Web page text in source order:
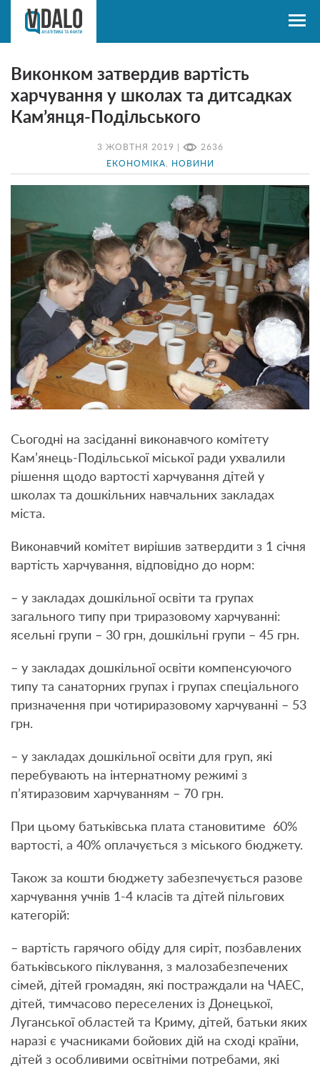
3 ЖОВТНЯ 2019 | 2636
ЕКОНОМІКА НОВИНИ
Виконком затвердив вартість
харчування у школах та дитсадках
Кам’янця-Подільського
Сьогодні на засіданні виконавчого комітету
Кам’янець-Подільської міської ради ухвалили
рішення щодо вартості харчування дітей у
школах та дошкільних навчальних закладах
міста.
Виконавчий комітет вирішив затвердити з 1 січня
вартість харчування, відповідно до норм:
– у закладах дошкільної освіти та групах
загального типу при триразовому харчуванні:
ясельні групи – 30 грн, дошкільні групи – 45 грн.
– у закладах дошкільної освіти компенсуючого
типу та санаторних групах і групах спеціального
призначення при чотириразовому харчуванні – 53
грн.
– у закладах дошкільної освіти для груп, які
перебувають на інтернатному режимі з
п’ятиразовим харчуванням – 70 грн.
При цьому батьківська плата становитиме 60%
вартості, а 40% оплачується з міського бюджету.
Також за кошти бюджету забезпечується разове
харчування учнів 1-4 класів та дітей пільгових
категорій:
– вартість гарячого обіду для сиріт, позбавлених
батьківського піклування, з малозабезпечених
сімей, дітей громадян, які постраждали на ЧАЕС,
дітей, тимчасово переселених із Донецької,
Луганської областей та Криму, дітей, батьки яких
наразі є учасниками бойових дій на сході країни,
дітей з особливими освітніми потребами, які